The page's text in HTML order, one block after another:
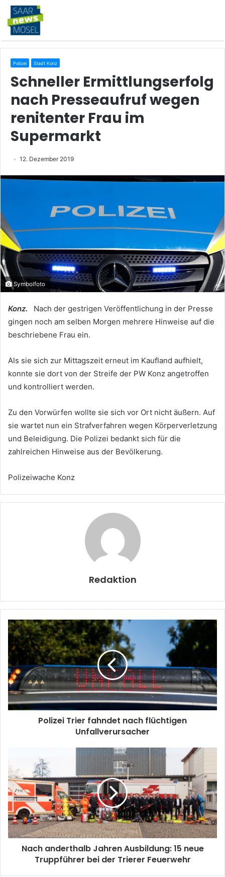
Polizei Stadt Konz
Schneller Ermittlungserfolg
nach Presseaufruf wegen
renitenter Frau im
Supermarkt
12. Dezember 2019
Symbolfoto
Konz. Nach der gestrigen Veröffentlichung in der Presse
gingen noch am selben Morgen mehrere Hinweise auf die
beschriebene Frau ein.
Als sie sich zur Mittagszeit erneut im Kaufland aufhielt,
konnte sie dort von der Streife der PW Konz angetroffen
und kontrolliert werden.
Zu den Vorwürfen wollte sie sich vor Ort nicht äußern. Auf
sie wartet nun ein Strafverfahren wegen Körperverletzung
und Beleidigung. Die Polizei bedankt sich für die
zahlreichen Hinweise aus der Bevölkerung.
Polizeiwache Konz
Redaktion
Polizei Trier fahndet nach flüchtigen
Unfallverursacher
Nach anderthalb Jahren Ausbildung: 15 neue
Truppführer bei der Trierer Feuerwehr